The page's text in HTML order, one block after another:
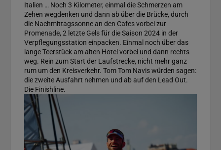
Italien … Noch 3 Kilometer, einmal die Schmerzen am
Zehen wegdenken und dann ab über die Brücke, durch
die Nachmittagssonne an den Cafes vorbei zur
Promenade, 2 letzte Gels für die Saison 2024 in der
Verpflegungsstation einpacken. Einmal noch über das
lange Teerstück am alten Hotel vorbei und dann rechts
weg. Rein zum Start der Laufstrecke, nicht mehr ganz
rum um den Kreisverkehr. Tom Tom Navis würden sagen:
die zweite Ausfahrt nehmen und ab auf den Lead Out.
Die Finishline.